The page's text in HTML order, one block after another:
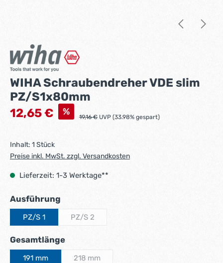
WIHA Schraubendreher VDE slim
PZ/S1x80mm
Verkaufspreis:
12,65 € % Regulärer Preis:
19,16 € UVP (33.98% gespart)
Inhalt: 1 Stück
Preise inkl. MwSt. zzgl. Versandkosten
Lieferzeit: 1-3 Werktage**
Ausführung
PZ/S 1 PZ/S 2
Gesamtlängeauswählen
191 mm 218 mm